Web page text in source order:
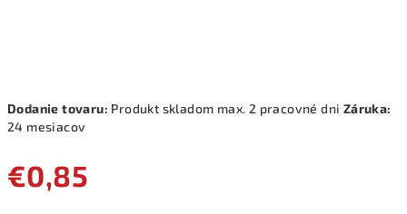
Dodanie tovaru: Produkt skladom max. 2 pracovné dni Záruka:
24 mesiacov
€0,85